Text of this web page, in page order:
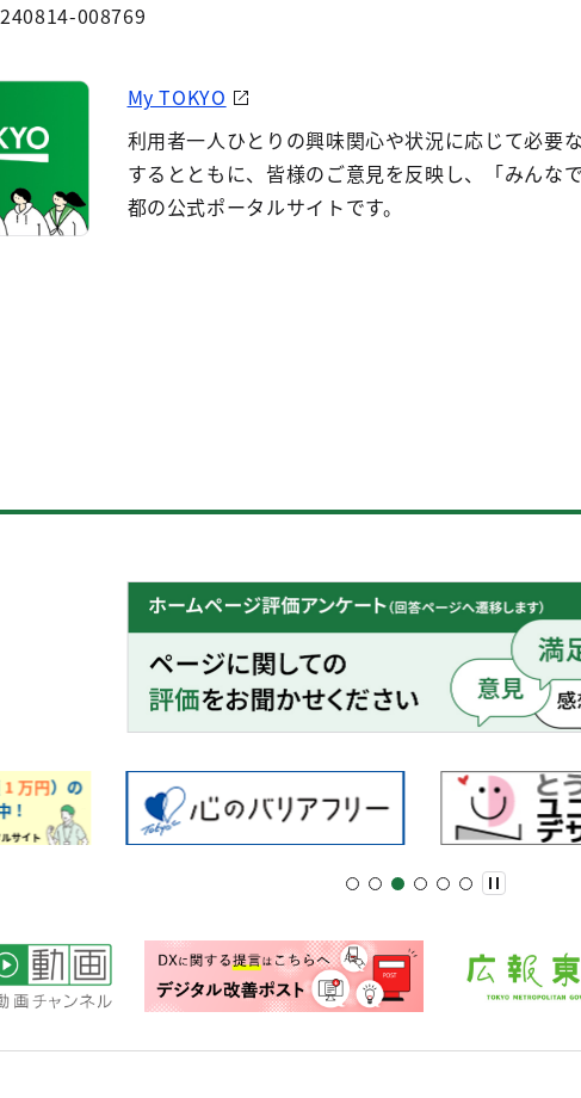
008769
My TOKYO
利用者一人ひとりの興味関心や状況に応じて必要
するとともに、皆様のご意見を反映し、「みんな
都の公式ポータルサイトです。